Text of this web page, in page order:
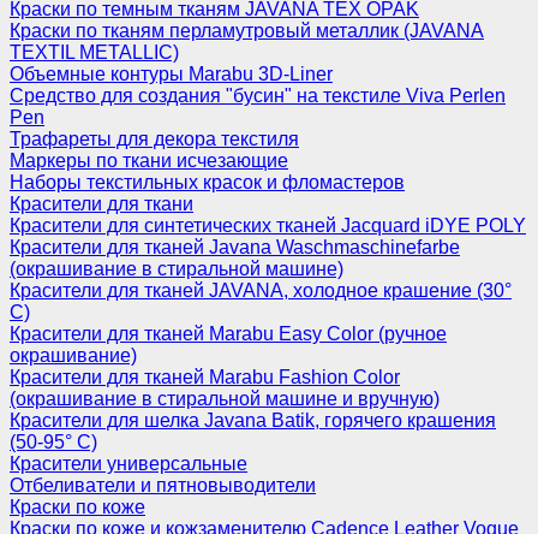
Краски по темным тканям JAVANA TEX OPAK
Краски по тканям перламутровый металлик (JAVANA
TEXTIL METALLIC)
Объемные контуры Marabu 3D-Liner
Средство для создания "бусин" на текстиле Viva Perlen
Pen
Трафареты для декора текстиля
Маркеры по ткани исчезающие
Наборы текстильных красок и фломастеров
Красители для ткани
Красители для синтетических тканей Jacquard iDYE POLY
Красители для тканей Javana Waschmaschinefarbe
(окрашивание в стиральной машине)
Красители для тканей JAVANA, холодное крашение (30°
С)
Красители для тканей Marabu Easy Color (ручное
окрашивание)
Красители для тканей Marabu Fashion Color
(окрашивание в стиральной машине и вручную)
Красители для шелка Javana Batik, горячего крашения
(50-95° С)
Красители универсальные
Отбеливатели и пятновыводители
Краски по коже
Краски по коже и кожзаменителю Cadence Leather Vogue